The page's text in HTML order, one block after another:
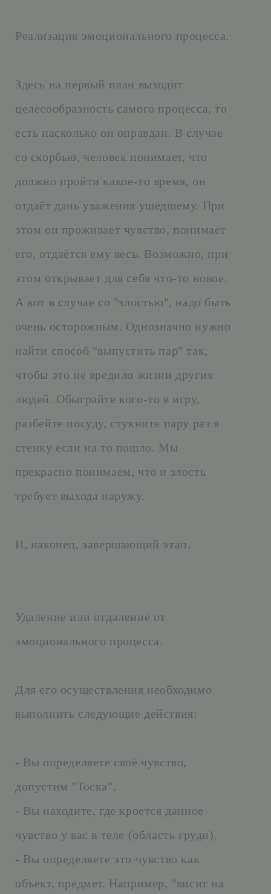
Реализация эмоционального процесса.
Здесь на первый план выходит
целесообразность самого процесса, то
есть насколько он оправдан. В случае
со скорбью, человек понимает, что
должно пройти какое-то время, он
отдаёт дань уважения ушедшему. При
этом он проживает чувство, понимает
его, отдаётся ему весь. Возможно, при
этом открывает для себя что-то новое.
А вот в случае со "злостью", надо быть
очень осторожным. Однозначно нужно
найти способ "выпустить пар" так,
чтобы это не вредило жизни других
людей. Обыграйте кого-то в игру,
разбейте посуду, стукните пару раз в
стенку если на то пошло. Мы
прекрасно понимаем, что и злость
требует выхода наружу.
И, наконец, завершающий этап.
Удаление или отдаление от
эмоционального процесса.
Для его осуществления необходимо
выполнить следующие действия:
- Вы определяете своё чувство,
допустим "Тоска".
- Вы находите, где кроется данное
чувство у вас в теле (область груди).
- Вы определяете это чувство как
объект, предмет. Например, "висит на